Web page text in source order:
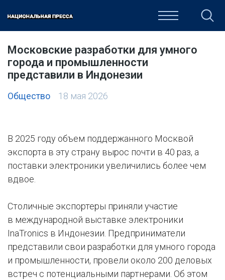
ОБЩЕСТВО ПОЛИТИКА ЭКОНОМИКА КУЛЬТУРА
Московские разработки для умного
города и промышленности
представили в Индонезии
Общество 18 мая 2026
В 2025 году объем поддержанного Москвой
экспорта в эту страну вырос почти в 40 раз, а
поставки электроники увеличились более чем
вдвое.
Столичные экспортеры приняли участие
в международной выставке электроники
InaTronics в Индонезии. Предприниматели
представили свои разработки для умного города
и промышленности, провели около 200 деловых
встреч с потенциальными партнерами. Об этом